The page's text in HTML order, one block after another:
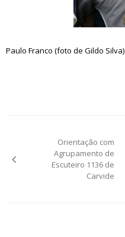
Paulo Franco (foto de Gildo Silva)
navigation
Orientação com
Agrupamento de
Escuteiro 1136 de
Carvide